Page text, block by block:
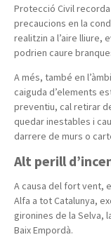
Protecció Civil
precaucions en la
realitzin a l’aire lliure,
podrien caure
A més, també en
caiguda d’elements
preventiu, cal retirar
quedar inestables i
darrere de murs o
Alt perill
A causa del fort vent,
Alfa a tot Catalunya,
gironines de la Selva,
Baix Empordà.